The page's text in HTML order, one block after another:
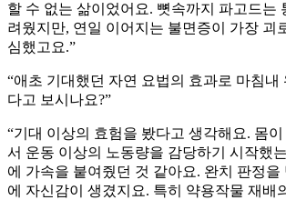
할 수 없는 삶이었어요. 뼛속까지 파고드는
려웠지만, 연일 이어지는 불면증이 가장 괴
심했고요.”
“애초 기대했던 자연 요법의 효과로 마침내
다고 보시나요?”
“기대 이상의 효험을 봤다고 생각해요. 몸
서 운동 이상의 노동량을 감당하기 시작했
에 가속을 붙여줬던 것 같아요. 완치 판정을
에 자신감이 생겼지요. 특히 약용작물 재배